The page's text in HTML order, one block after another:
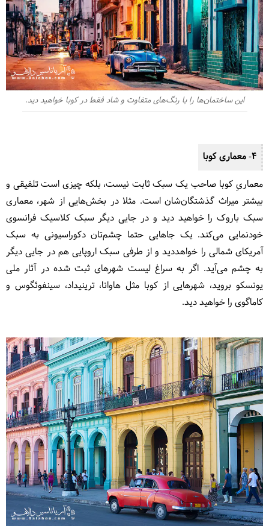
این ساختمان‌ها را با رنگ‌های متفاوت و شاد فقط در کوبا خواهید دید.
4- معماری کوبا
معماریِ کوبا صاحب یک سبک ثابت نیست، بلکه چیزی است تلفیقی و
بیشتر میراث گذشتگان‌شان است. مثلا در بخش‌هایی از شهر، معماری
سبک باروک را خواهید دید و در جایی دیگر سبک کلاسیک فرانسوی
خودنمایی می‌کند. یک جاهایی حتما چشم‌تان دکوراسیونی به سبک
آمریکای شمالی را خواهددید و از طرفی سبک اروپایی هم در جایی دیگر
به چشم می‌آید. اگر به سراغ لیست شهرهای ثبت شده در آثار ملی
یونسکو بروید، شهرهایی از کوبا مثل هاوانا، ترینیداد، سینفوئگوس و
کاماگوی را خواهید دید.